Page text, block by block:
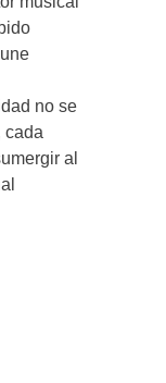
no se
cada
al